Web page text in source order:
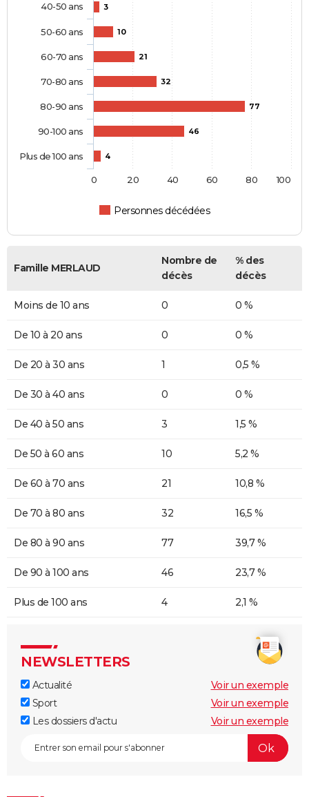
3
10
21
32
77
46
4
Personnes décédées
40-50 ans
50-60 ans
60-70 ans
70-80 ans
80-90 ans
90-100 ans
Plus de 100 ans
0 20 40 60 80 100
Famille MERLAUD
Nombre de
décès
% des
décès
Moins de 10 ans 0 0 %
De 10 à 20 ans 0 0 %
De 20 à 30 ans 1 0,5 %
De 30 à 40 ans 0 0 %
De 40 à 50 ans 3 1,5 %
De 50 à 60 ans 10 5,2 %
De 60 à 70 ans 21 10,8 %
De 70 à 80 ans 32 16,5 %
De 80 à 90 ans 77 39,7 %
De 90 à 100 ans 46 23,7 %
Plus de 100 ans 4 2,1 %
NEWSLETTERS
Actualité
Voir un exemple
Sport
Voir un exemple
Les dossiers d'actu
Voir un exemple